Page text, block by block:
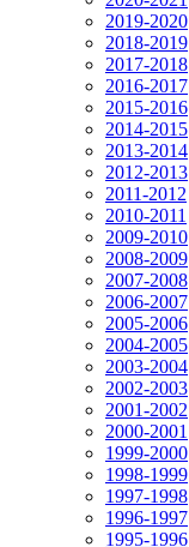
2019-2020
2018-2019
2017-2018
2016-2017
2015-2016
2014-2015
2013-2014
2012-2013
2011-2012
2010-2011
2009-2010
2008-2009
2007-2008
2006-2007
2005-2006
2004-2005
2003-2004
2002-2003
2001-2002
2000-2001
1999-2000
1998-1999
1997-1998
1996-1997
1995-1996